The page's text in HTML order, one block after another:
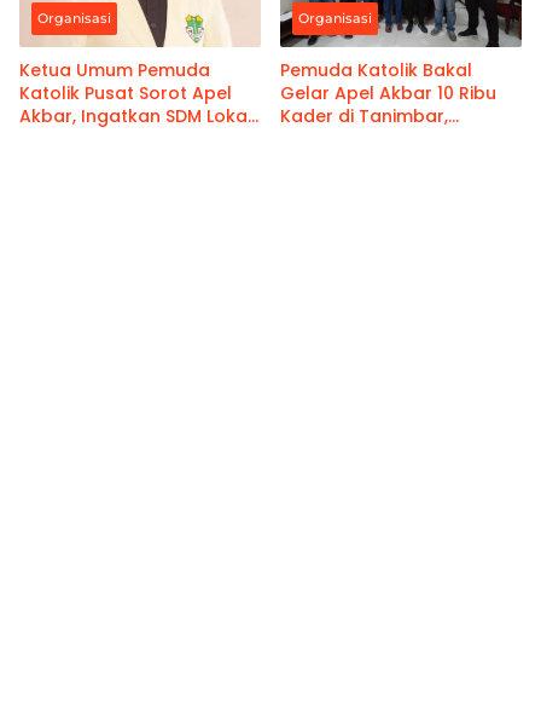
Organisasi
Ketua Umum Pemuda
Katolik Pusat Sorot Apel
Akbar, Ingatkan SDM Lokal
Organisasi
Pemuda Katolik Bakal
Gelar Apel Akbar 10 Ribu
Kader di Tanimbar,